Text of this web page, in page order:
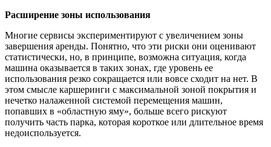
Расширение зоны использования
Многие сервисы экспериментируют с увеличением зоны
завершения аренды. Понятно, что эти риски они оценивают
статистически, но, в принципе, возможна ситуация, когда
машина оказывается в таких зонах, где уровень ее
использования резко сокращается или вовсе сходит на нет. В
этом смысле каршеринги с максимальной зоной покрытия и
нечетко налаженной системой перемещения машин,
попавших в «областную яму», больше всего рискуют
получить часть парка, которая короткое или длительное время
недоиспользуется.